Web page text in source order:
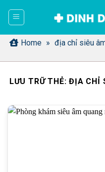
dung Home » địa chỉ siêu
LƯU TRỮ THẺ:ĐỊA CHỈ